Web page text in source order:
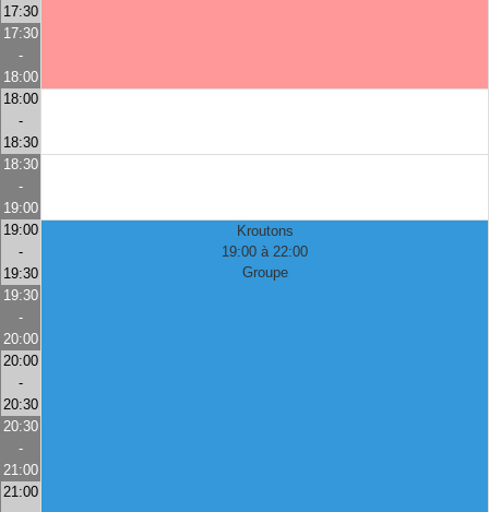
17:30
17:30
-
18:00
18:00
-
18:30
18:30
-
19:00
19:00
-
19:30
Kroutons
19:00 à 22:00
Groupe
19:30
-
20:00
20:00
-
20:30
20:30
-
21:00
21:00